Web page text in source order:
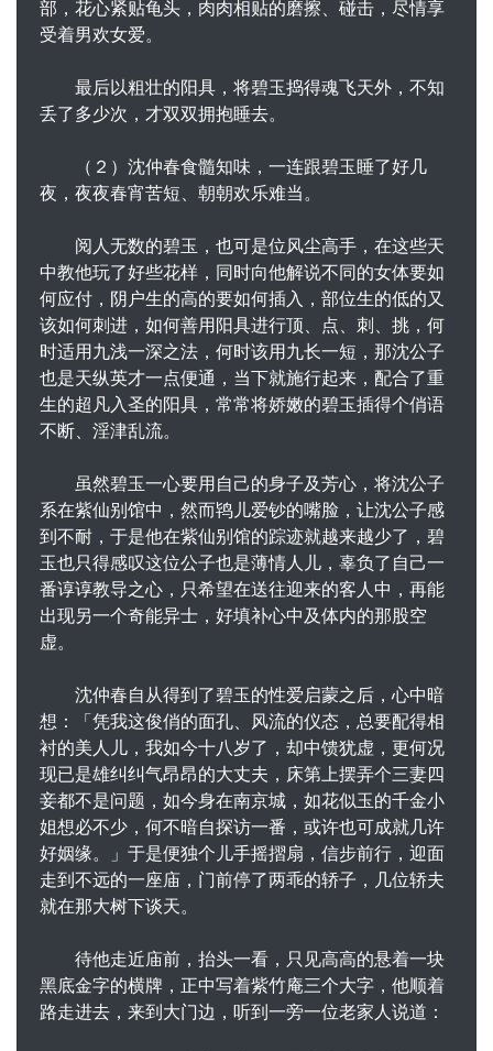
部，花心紧贴龟头，肉肉相贴的磨擦、碰击，尽情享
受着男欢女爱。
最后以粗壮的阳具，将碧玉捣得魂飞天外，不知
丢了多少次，才双双拥抱睡去。
（２）沈仲春食髓知味，一连跟碧玉睡了好几
夜，夜夜春宵苦短、朝朝欢乐难当。
阅人无数的碧玉，也可是位风尘高手，在这些天
中教他玩了好些花样，同时向他解说不同的女体要如
何应付，阴户生的高的要如何插入，部位生的低的又
该如何刺进，如何善用阳具进行顶、点、刺、挑，何
时适用九浅一深之法，何时该用九长一短，那沈公子
也是天纵英才一点便通，当下就施行起来，配合了重
生的超凡入圣的阳具，常常将娇嫩的碧玉插得个俏语
不断、淫津乱流。
虽然碧玉一心要用自己的身子及芳心，将沈公子
系在紫仙别馆中，然而鸨儿爱钞的嘴脸，让沈公子感
到不耐，于是他在紫仙别馆的踪迹就越来越少了，碧
玉也只得感叹这位公子也是薄情人儿，辜负了自己一
番谆谆教导之心，只希望在送往迎来的客人中，再能
出现另一个奇能异士，好填补心中及体内的那股空
虚。
沈仲春自从得到了碧玉的性爱启蒙之后，心中暗
想：「凭我这俊俏的面孔、风流的仪态，总要配得相
衬的美人儿，我如今十八岁了，却中馈犹虚，更何况
现已是雄纠纠气昂昂的大丈夫，床第上摆弄个三妻四
妾都不是问题，如今身在南京城，如花似玉的千金小
姐想必不少，何不暗自探访一番，或许也可成就几许
好姻缘。」于是便独个儿手摇摺扇，信步前行，迎面
走到不远的一座庙，门前停了两乖的轿子，几位轿夫
就在那大树下谈天。
待他走近庙前，抬头一看，只见高高的悬着一块
黑底金字的横牌，正中写着紫竹庵三个大字，他顺着
路走进去，来到大门边，听到一旁一位老家人说道：